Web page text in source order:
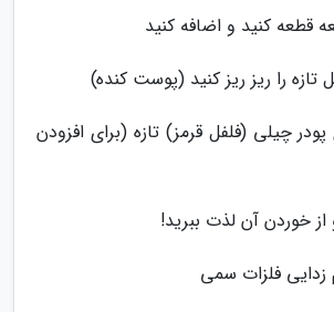
قطعه کنید و اضافه کنید
چیلی (فلفل قرمز) تازه (برای افزودن
خوردن آن لذت ببرید!
فلزات سمی